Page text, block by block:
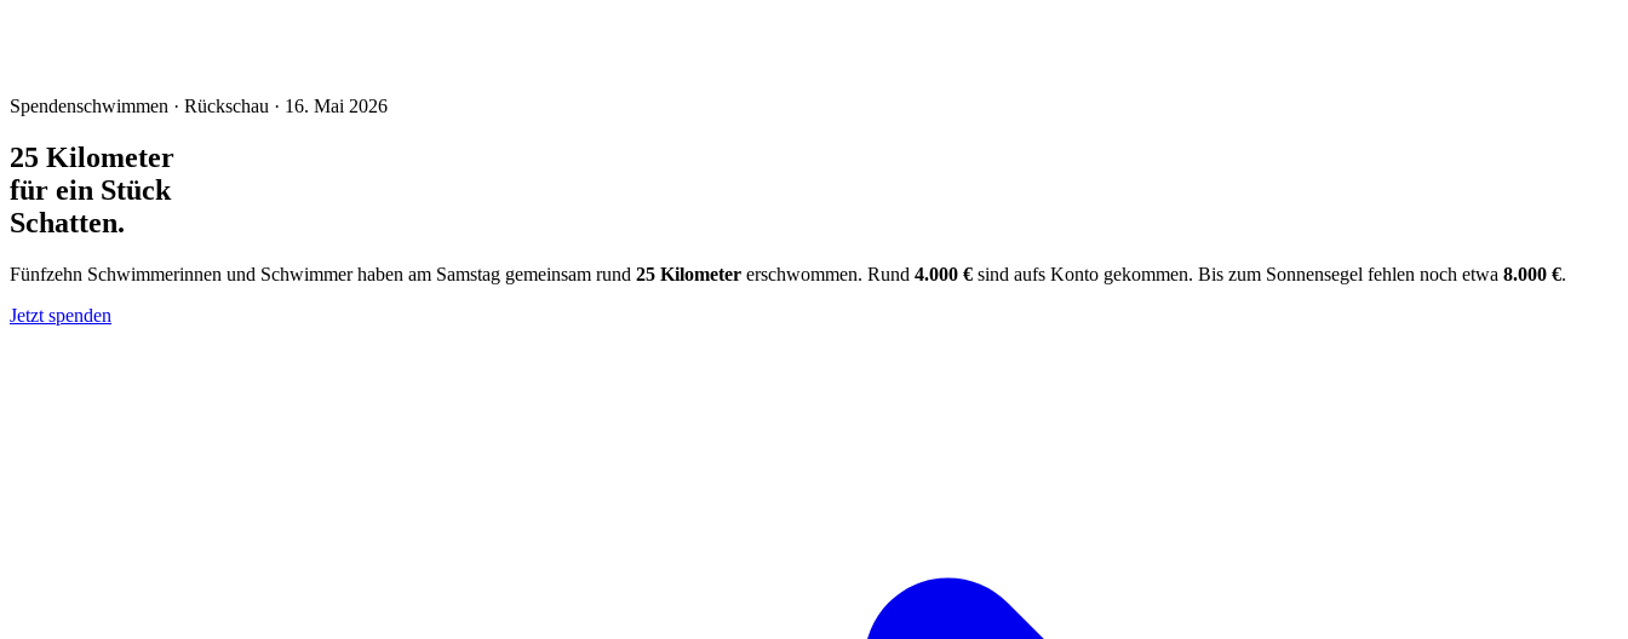
Spendenschwimmen · Rückschau · 16. Mai 2026
25 Kilometer
für ein Stück
Schatten.
Fünfzehn Schwimmerinnen und Schwimmer haben am Samstag gemeinsam rund 25 Kilometer erschwommen. Rund 4.000 € sind aufs Konto gekommen. Bis zum Sonnensegel fehlen noch etwa 8.000 €.
Jetzt spenden